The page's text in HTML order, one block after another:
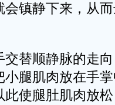
镇静下来，从
顺静脉的走向
小腿肌肉放在手
使腿肚肌肉放